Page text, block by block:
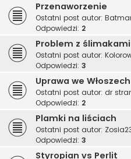
Przenaworzenie
Ostatni post autor:
Odpowiedzi: 2
Problem z ślimakami
Ostatni post autor:
Odpowiedzi: 3
Uprawa we Włoszech
Ostatni post autor: dr
Odpowiedzi: 2
Plamki na liściach
Ostatni post autor:
Odpowiedzi: 3
Styropian vs Perlit